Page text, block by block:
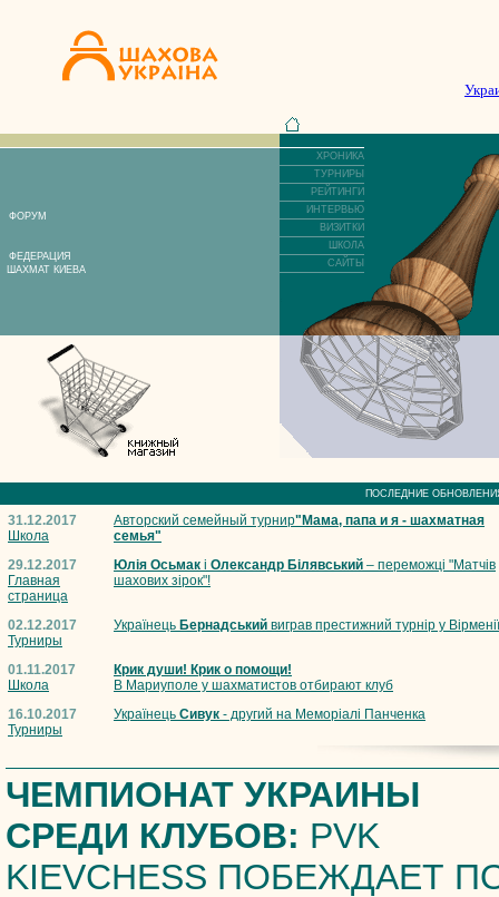
ФОРУМ
ФЕДЕРАЦИЯ
ШАХМАТ КИЕВА
ХРОНИКА
ТУРНИРЫ
РЕЙТИНГИ
ИНТЕРВЬЮ
ВИЗИТКИ
ШКОЛА
САЙТЫ
ПОСЛЕДНИЕ
31.12.2017
Школа
Авторский семейный турнир"Мама, папа и я - шахматная
семья"
29.12.2017
Главная
страница
Юлія Осьмак і Олександр Білявський – переможці "Матчів
шахових зірок"!
02.12.2017
Турниры
Українець Бернадський виграв престижний турнір у Вірменії
01.11.2017
Школа
Крик души! Крик о помощи!
В Мариуполе у шахматистов отбирают клуб
16.10.2017
Турниры
Українець Сивук - другий на Меморіалі Панченка
ЧЕМПИОНАТ УКРАИНЫ
СРЕДИ КЛУБОВ: PVK
KIEVCHESS ПОБЕЖДАЕТ